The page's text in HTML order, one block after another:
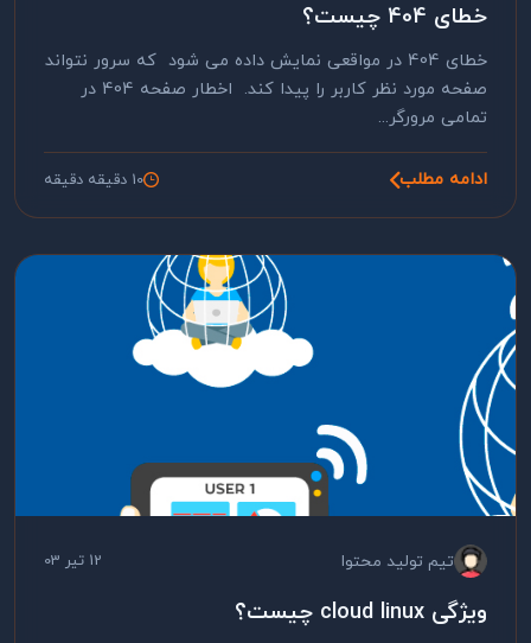
خطای 404 چیست؟
خطای 404 در مواقعی نمایش داده می شود که سرور نتواند
صفحه مورد نظر کاربر را پیدا کند. اخطار صفحه 404 در
تمامی مرورگر...
ادامه مطلب 10 دقیقه دقیقه
تیم تولید محتوا 12 تیر 03
ویژگی cloud linux چیست؟